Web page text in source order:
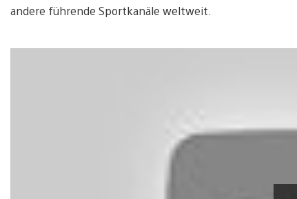
andere führende Sportkanäle weltweit.